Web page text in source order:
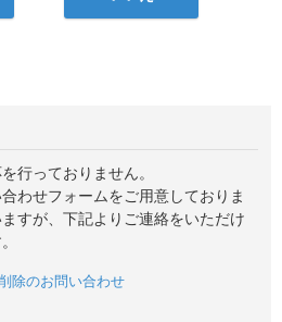
行っておりません。
わせフォームをご用意しておりま
すが、下記よりご連絡をいただけ
除のお問い合わせ